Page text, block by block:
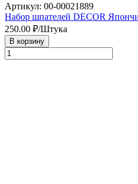
Артикул: 00-00021889
Набор шпателей DECOR
250.00 ₽/Штука
В корзину